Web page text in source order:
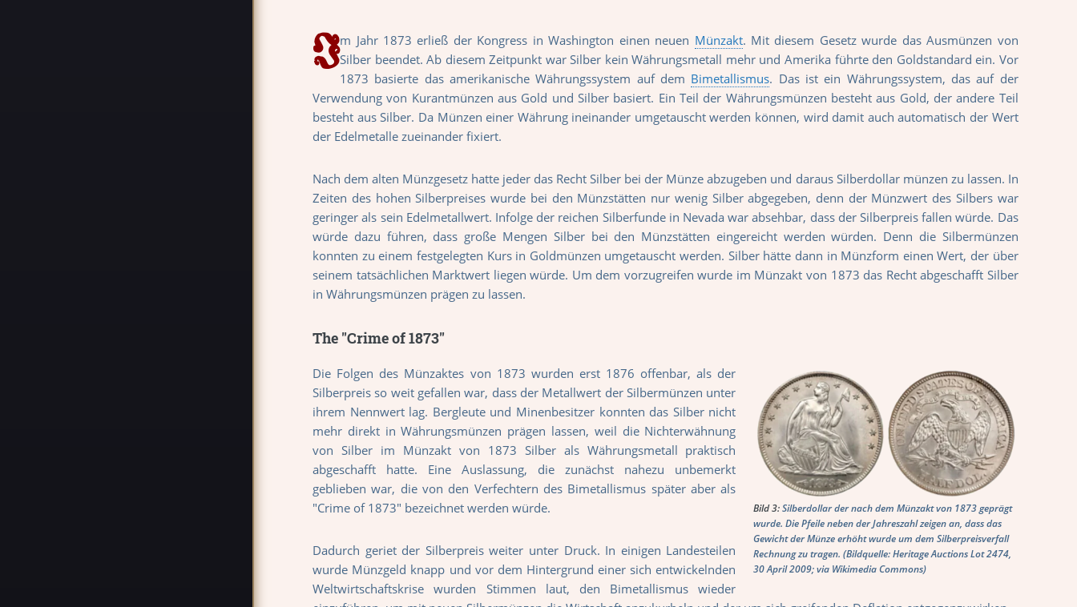
Im Jahr 1873 erließ der Kongress in Washington einen neuen Münzakt. Mit diesem Gesetz wurde das Ausmünzen von
Silber beendet. Ab diesem Zeitpunkt war Silber kein Währungsmetall mehr und Amerika führte den Goldstandard ein. Vor
1873 basierte das amerikanische Währungssystem auf dem Bimetallismus. Das ist ein Währungssystem, das auf der
Verwendung von Kurantmünzen aus Gold und Silber basiert. Ein Teil der Währungsmünzen besteht aus Gold, der andere Teil
besteht aus Silber. Da Münzen einer Währung ineinander umgetauscht werden können, wird damit auch automatisch der Wert
der Edelmetalle zueinander fixiert.
Nach dem alten Münzgesetz hatte jeder das Recht Silber bei der Münze abzugeben und daraus Silberdollar münzen zu lassen. In
Zeiten des hohen Silberpreises wurde bei den Münzstätten nur wenig Silber abgegeben, denn der Münzwert des Silbers war
geringer als sein Edelmetallwert. Infolge der reichen Silberfunde in Nevada war absehbar, dass der Silberpreis fallen würde. Das
würde dazu führen, dass große Mengen Silber bei den Münzstätten eingereicht werden würden. Denn die Silbermünzen
konnten zu einem festgelegten Kurs in Goldmünzen umgetauscht werden. Silber hätte dann in Münzform einen Wert, der über
seinem tatsächlichen Marktwert liegen würde. Um dem vorzugreifen wurde im Münzakt von 1873 das Recht abgeschafft Silber
in Währungsmünzen prägen zu lassen.
The "Crime of 1873"
Bild 3:Silberdollar der nach dem Münzakt von 1873 geprägt
wurde. Die Pfeile neben der Jahreszahl zeigen an, dass das
Gewicht der Münze erhöht wurde um dem Silberpreisverfall
Rechnung zu tragen. (Bildquelle: Heritage Auctions Lot 2474,
30 April 2009; via Wikimedia Commons)
Die Folgen des Münzaktes von 1873 wurden erst 1876 offenbar, als der
Silberpreis so weit gefallen war, dass der Metallwert der Silbermünzen unter
ihrem Nennwert lag. Bergleute und Minenbesitzer konnten das Silber nicht
mehr direkt in Währungsmünzen prägen lassen, weil die Nichterwähnung
von Silber im Münzakt von 1873 Silber als Währungsmetall praktisch
abgeschafft hatte. Eine Auslassung, die zunächst nahezu unbemerkt
geblieben war, die von den Verfechtern des Bimetallismus später aber als
"Crime of 1873" bezeichnet werden würde.
Dadurch geriet der Silberpreis weiter unter Druck. In einigen Landesteilen
wurde Münzgeld knapp und vor dem Hintergrund einer sich entwickelnden
Weltwirtschaftskrise wurden Stimmen laut, den Bimetallismus wieder